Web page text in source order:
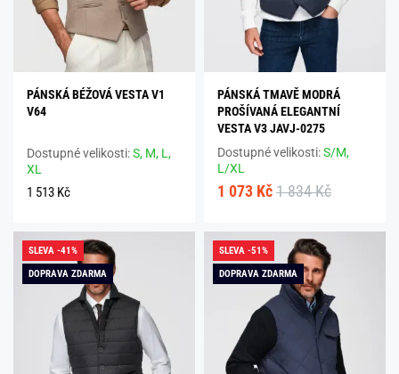
PÁNSKÁ BÉŽOVÁ VESTA V1
V64
Dostupné velikosti:S, M, L,
XL
1 513 Kč
PÁNSKÁ TMAVĚ MODRÁ
PROŠÍVANÁ ELEGANTNÍ
VESTA V3 JAVJ-0275
Dostupné velikosti:S/M,
L/XL
1 073 Kč 1 834 Kč
SLEVA -41%
DOPRAVA ZDARMA
SLEVA -51%
DOPRAVA ZDARMA